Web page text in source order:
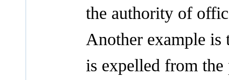
the authority of
Another example is
is expelled from